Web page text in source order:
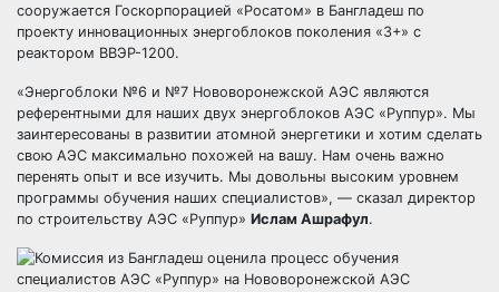
сооружается Госкорпорацией «Росатом» в Бангладеш по
проекту инновационных энергоблоков поколения «3+» с
реактором ВВЭР-1200.
«Энергоблоки №6 и №7 Нововоронежской АЭС являются
референтными для наших двух энергоблоков АЭС «Руппур». Мы
заинтересованы в развитии атомной энергетики и хотим сделать
свою АЭС максимально похожей на вашу. Нам очень важно
перенять опыт и все изучить. Мы довольны высоким уровнем
программы обучения наших специалистов», — сказал директор
по строительству АЭС «Руппур» Ислам Ашрафул.